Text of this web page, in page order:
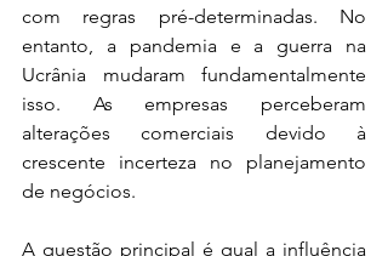
com regras pré-determinadas. No
entanto, a pandemia e a guerra na
Ucrânia mudaram fundamentalmente
isso. As empresas perceberam
alterações comerciais devido à
crescente incerteza no planejamento
de negócios.
A questão principal é qual a influência